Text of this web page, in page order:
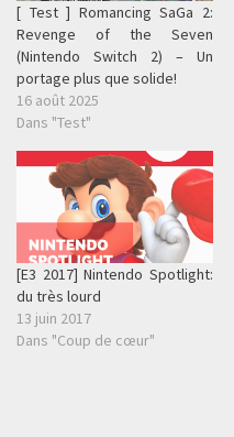
[ Test ] Romancing SaGa 2:
Revenge of the Seven
(Nintendo Switch 2) – Un
portage plus que solide!
16 août 2025
Dans "Test"
[E3 2017] Nintendo Spotlight:
du très lourd
13 juin 2017
Dans "Coup de cœur"